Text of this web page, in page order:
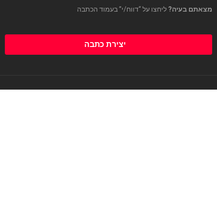
מצאתם בעיה? ליחצו על “דווח/י” בעמוד הכתבה
יצירת כתבה